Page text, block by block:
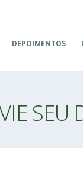
DEPOIMENTOS
SEU